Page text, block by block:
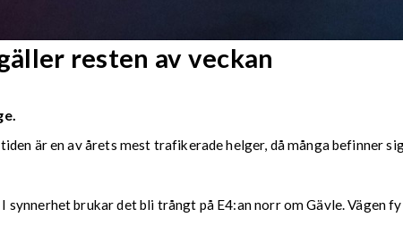
resten av veckan
är en av årets mest trafikerade helger, då många befinner
synnerhet brukar det bli trångt på E4:an norr om Gävle. Vägen